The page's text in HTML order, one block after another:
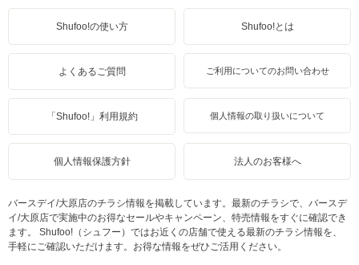
Shufoo!の使い方 Shufoo!とは
よくあるご質問 ご利用についてのお問い合わせ
「Shufoo!」利用規約 個人情報の取り扱いについて
個人情報保護方針 法人のお客様へ
バースデイ/大原店のチラシ情報を掲載しています。最新のチラシで、バースデ
イ/大原店で実施中のお得なセールやキャンペーン、特売情報をすぐに確認でき
ます。 Shufoo!（シュフー）ではお近くの店舗で使える最新のチラシ情報を、
手軽にご確認いただけます。お得な情報をぜひご活用ください。